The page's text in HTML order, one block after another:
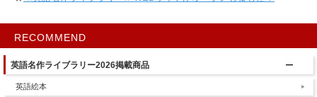
RECOMMEND
英語名作ライブラリー2026掲載商品
英語絵本